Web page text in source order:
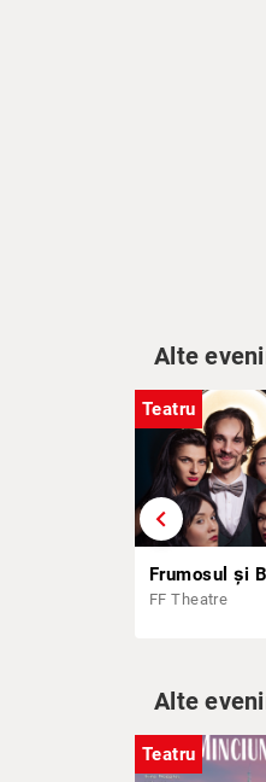
Alte
chevron_left
Teatru
FF Theatre
Alte
Teatru